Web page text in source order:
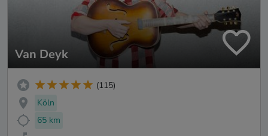
Van Deyk
(115)
Köln
65 km